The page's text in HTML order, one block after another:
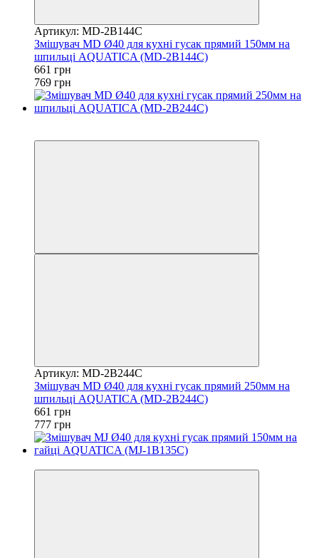
Артикул: MD-2B144C
Змішувач MD Ø40 для кухні гусак прямий 150мм на
шпильці AQUATICA (MD-2B144C)
661 грн
769 грн
Артикул: MD-2B244C
Змішувач MD Ø40 для кухні гусак прямий 250мм на
шпильці AQUATICA (MD-2B244C)
661 грн
777 грн